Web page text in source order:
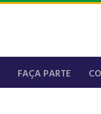
FAÇA PARTE